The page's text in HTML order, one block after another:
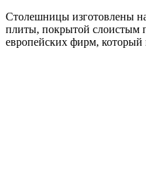
Столешницы изготовлены
плиты, покрытой слоистым
европейских фирм, который